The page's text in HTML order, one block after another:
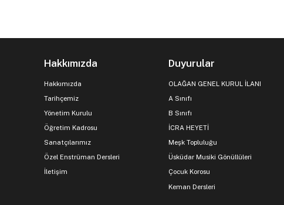
Hakkımızda
Hakkımızda
Tarihçemiz
Yönetim Kurulu
Öğretim Kadrosu
Sanatçılarımız
Özel Enstrüman Dersleri
İletişim
Duyurular
OLAĞAN GENEL KURUL İLANI
A Sınıfı
B Sınıfı
İCRA HEYETİ
Meşk Topluluğu
Üsküdar Musiki Gönüllüleri
Çocuk Korosu
Keman Dersleri